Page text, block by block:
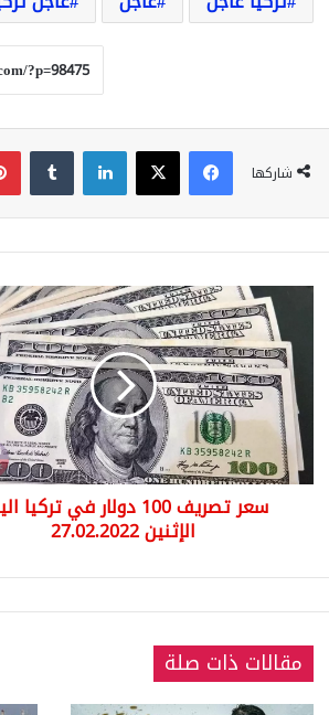
شاركها
فيسبوك‫X لينكدإن
تصريف
100
دولار
في
تركيا
اليوم
الإثنين
27.02.2022
سعر تصريف 100 دولار في تركيا
الإثنين 27.02.2022
مقالات ذات صلة